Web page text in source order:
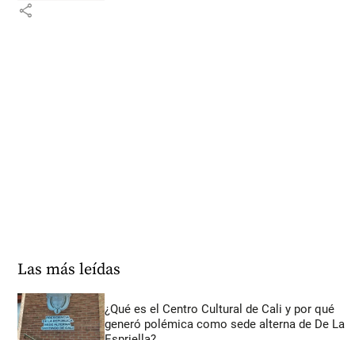
share
Las más leídas
¿Qué es el Centro Cultural de Cali y por qué
generó polémica como sede alterna de De La